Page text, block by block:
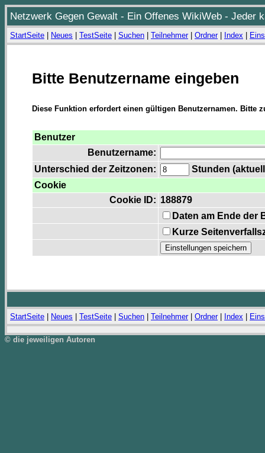
Netzwerk Gegen Gewalt - Ein Offenes WikiWeb - Jeder
StartSeite Neues TestSeite Suchen Teilnehmer| Ordner| Index
Bitte Benutzername eingeben
Diese Funktion erfordert einen gültigen Benutzernamen. Bitte
Benutzer
Benutzername:
Unterschied der Zeitzonen:
Stunden
Cookie
Cookie ID: 188879
Daten am Ende der
Kurze
StartSeite Neues TestSeite Suchen Teilnehmer| Ordner| Index
© die jeweiligen Autoren